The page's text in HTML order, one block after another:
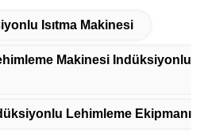
Isıtma Makinesi
Makinesi Indüksiyonlu
Lehimleme Ekipmanı